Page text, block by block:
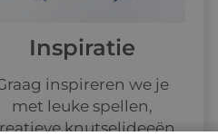
Inspiratie
inspireren we je
met leuke spellen,
knutselideeën